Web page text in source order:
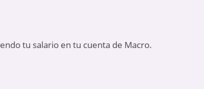
tu salario en tu cuenta de Macro.